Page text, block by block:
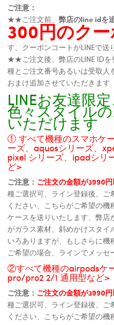
ご注意：
★★ご注文前、 弊店のline idを
300円のク
す、クーポンコートがLINEで送
★★ご注文後、弊店のLINE IDを
種とご注文番号あるいは受取
おまけ追加させていただきます
LINEお友達限
色々スタイル
いただけます
① すべて機種のスマホケ
ーズ、aquosシリーズ、
pixel シリーズ、ipadシリ
ど>
ご注意： ご注文の金額が3990
種ご選択可、ライン登録後、ご
ください、こちらがご希望の
ケースを送りいたします、弊
がガラス素材、斜めかけスタイ
いろありますが、もしさらに
ご希望の場合、ラインでメッセ
②すべて機種のairpodsケ
pro/pro2 2/1 通用型など>
ご注意： ご注文の金額が3990
種ご選択可、ライン登録後、ご
ください、こちらがご希望の